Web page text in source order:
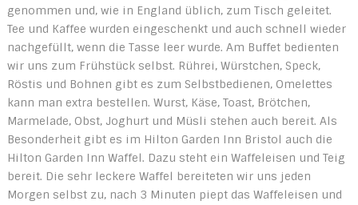
genommen und, wie in England üblich, zum Tisch geleitet.
Tee und Kaffee wurden eingeschenkt und auch schnell wieder
nachgefüllt, wenn die Tasse leer wurde. Am Buffet bedienten
wir uns zum Frühstück selbst. Rührei, Würstchen, Speck,
Röstis und Bohnen gibt es zum Selbstbedienen, Omelettes
kann man extra bestellen. Wurst, Käse, Toast, Brötchen,
Marmelade, Obst, Joghurt und Müsli stehen auch bereit. Als
Besonderheit gibt es im Hilton Garden Inn Bristol auch die
Hilton Garden Inn Waffel. Dazu steht ein Waffeleisen und Teig
bereit. Die sehr leckere Waffel bereiteten wir uns jeden
Morgen selbst zu, nach 3 Minuten piept das Waffeleisen und